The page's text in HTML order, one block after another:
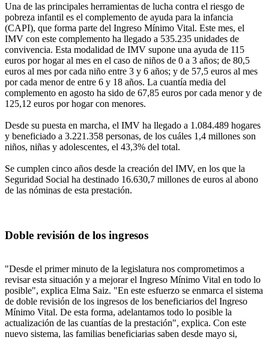
Una de las principales herramientas de lucha contra el riesgo de
pobreza infantil es el complemento de ayuda para la infancia
(CAPI), que forma parte del Ingreso Mínimo Vital. Este mes, el
IMV con este complemento ha llegado a 535.235 unidades de
convivencia. Esta modalidad de IMV supone una ayuda de 115
euros por hogar al mes en el caso de niños de 0 a 3 años; de 80,5
euros al mes por cada niño entre 3 y 6 años; y de 57,5 euros al mes
por cada menor de entre 6 y 18 años. La cuantía media del
complemento en agosto ha sido de 67,85 euros por cada menor y de
125,12 euros por hogar con menores.
Desde su puesta en marcha, el IMV ha llegado a 1.084.489 hogares
y beneficiado a 3.221.358 personas, de los cuáles 1,4 millones son
niños, niñas y adolescentes, el 43,3% del total.
Se cumplen cinco años desde la creación del IMV, en los que la
Seguridad Social ha destinado 16.630,7 millones de euros al abono
de las nóminas de esta prestación.
Doble revisión de los ingresos
"Desde el primer minuto de la legislatura nos comprometimos a
revisar esta situación y a mejorar el Ingreso Mínimo Vital en todo lo
posible", explica Elma Saiz. "En este esfuerzo se enmarca el sistema
de doble revisión de los ingresos de los beneficiarios del Ingreso
Mínimo Vital. De esta forma, adelantamos todo lo posible la
actualización de las cuantías de la prestación", explica. Con este
nuevo sistema, las familias beneficiarias saben desde mayo si,